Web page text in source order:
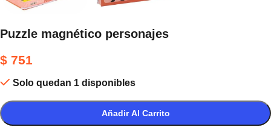
Puzzle magnético personajes
$ 751
Solo quedan 1 disponibles
Añadir Al Carrito